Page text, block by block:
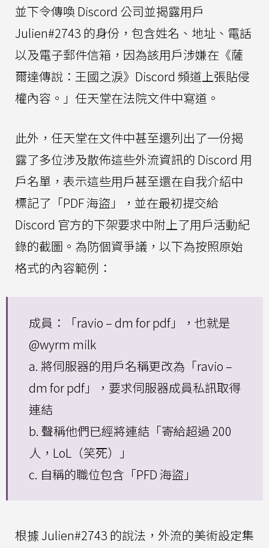
並下令傳喚 Discord 公司並揭露用戶
Julien#2743 的身份，包含姓名、地址、電話
以及電子郵件信箱，因為該用戶涉嫌在《薩
爾達傳說：王國之淚》Discord 頻道上張貼侵
權內容。」任天堂在法院文件中寫道。
此外，任天堂在文件中甚至還列出了一份揭
露了多位涉及散佈這些外流資訊的 Discord 用
戶名單，表示這些用戶甚至還在自我介紹中
標記了「PDF 海盜」，並在最初提交給
Discord 官方的下架要求中附上了用戶活動紀
錄的截圖。為防個資爭議，以下為按照原始
格式的內容範例：
成員：「ravio – dm for pdf」，也就是
@wyrm milk
a. 將伺服器的用戶名稱更改為「ravio –
dm for pdf」，要求伺服器成員私訊取得
連結
b. 聲稱他們已經將連結「寄給超過 200
人，LoL（笑死）」
c. 自稱的職位包含「PFD 海盜」
根據 Julien#2743 的說法，外流的美術設定集